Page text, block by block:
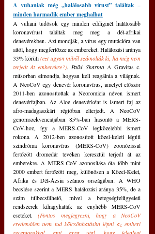
A vuhaniak még „halálosabb vírust” találtak –
minden harmadik ember meghalhat
A vuhani tudósok egy minden eddiginél halálosabb
koronavírust találtak meg meg a dél-afrikai
denevérekben. Azt mondják, a vírus egy mutációra van
attól, hogy megfertőzze az embereket. Halálozási aránya
33% körüli (ezt ugyan miből számolták ki, ha még nem
terjedt át emberekre?). Palki Sharma A Gravitas c.
műsorban elmondja, hogyan kell reagálnia a világnak.
A NeoCoV egy denevér koronavírus, amelyet először
2011-ben azonosítottak a Neoromicia néven ismert
denevérfajban. Az Aloe denevérként is ismert faj az
afro-madagaszkári régióban elterjedt. A NeoCoV
genomszekvenciájában 85%-ban hasonló a MERS-
CoV-hoz, így a MERS-CoV legközelebbi ismert
rokona. A 2012-ben azonosított közel-keleti légúti
szindróma koronavírus (MERS-CoV) zoonózissal
fertőzött dromedár tevéken keresztül terjedt át az
emberekre. A MERS-CoV azonosítása óta több mint
2000 embert fertőzött meg, különösen a Közel-Kelet,
Afrika és Dél-Ázsia számos országában. A WHO
becslése szerint a MERS halálozási aránya 35%, de a
szám túlbecsülhető, mivel a betegségfelügyeleti
rendszerek kihagyhatták az enyhébb MERS-CoV
eseteket. (Fontos megjegyezni, hogy a NeoCoV
eredendően nem tud kölcsönhatásba lépni az emberi